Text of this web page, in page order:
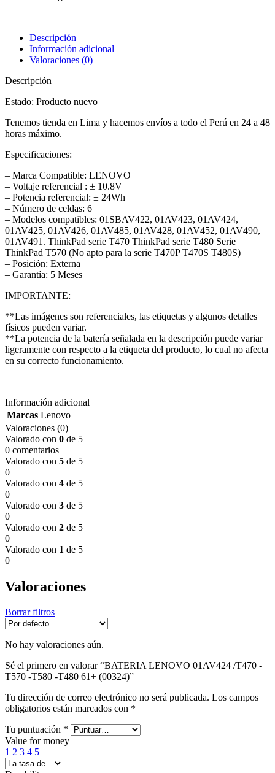
Descripción
Información adicional
Valoraciones (0)
Descripción
Estado: Producto nuevo
Tenemos tienda en Lima y hacemos envíos a todo el Perú en 24 a 48
horas máximo.
Especificaciones:
– Marca Compatible: LENOVO
– Voltaje referencial : ± 10.8V
– Potencia referencial: ± 24Wh
– Número de celdas: 6
– Modelos compatibles: 01SBAV422, 01AV423, 01AV424,
01AV425, 01AV426, 01AV485, 01AV428, 01AV452, 01AV490,
01AV491. ThinkPad serie T470 ThinkPad serie T480 Serie
ThinkPad T570 (No apto para la serie T470P T470S T480S)
– Posición: Externa
– Garantía: 5 Meses
IMPORTANTE:
**Las imágenes son referenciales, las etiquetas y algunos detalles
físicos pueden variar.
**La potencia de la batería señalada en la descripción puede variar
ligeramente con respecto a la etiqueta del producto, lo cual no afecta
en su correcto funcionamiento.
Información adicional
Marcas Lenovo
Valoraciones (0)
Valorado con 0 de 5
0 comentarios
Valorado con 5 de 5
0
Valorado con 4 de 5
0
Valorado con 3 de 5
0
Valorado con 2 de 5
0
Valorado con 1 de 5
0
Valoraciones
Borrar filtros
No hay valoraciones aún.
Sé el primero en valorar “BATERIA LENOVO 01AV424 /T470 -
T570 -T580 -T480 61+ (00324)”
Tu dirección de correo electrónico no será publicada. Los campos
obligatorios están marcados con *
Tu puntuación *
Value for money
1 2 3 4 5